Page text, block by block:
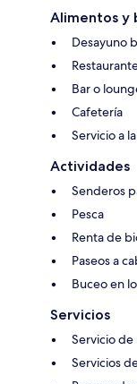
Alimentos y
Desayuno
Bar o
Cafetería
Servicio a
Actividades
Senderos
Pesca
Renta de
Paseos a
Buceo en
Servicios
Servicio
Servicios